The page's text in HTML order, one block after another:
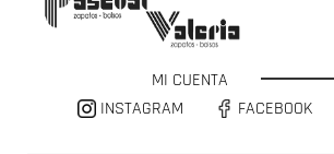
MI CUENTA
INSTAGRAM
FACEBOOK